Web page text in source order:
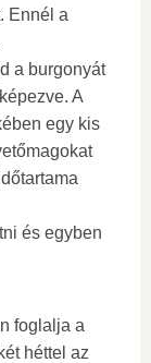
Ennél a
a burgonyát
A
egy kis
és egyben
foglalja a
héttel az